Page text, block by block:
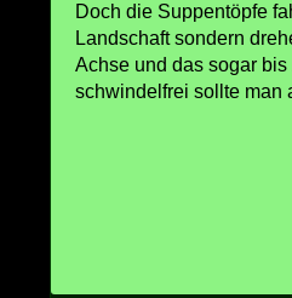
Doch die Suppentöpfe
Landschaft sondern
Achse und das sogar
schwindelfrei sollte man